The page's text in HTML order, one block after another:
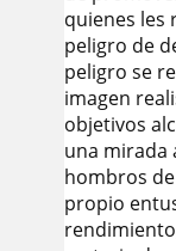
quienes les
peligro de
peligro se
imagen
objetivos
una mirada
hombros
propio